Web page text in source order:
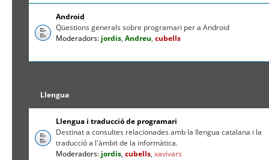
Android
Qüestions generals sobre programari per a Android
Moderadors: jordis,Andreu,cubells
Llengua
Llengua i traducció de programari
Destinat a consultes relacionades amb la llengua catalana i la
traducció a l'àmbit de la informàtica.
Moderadors: jordis,cubells,xavivars